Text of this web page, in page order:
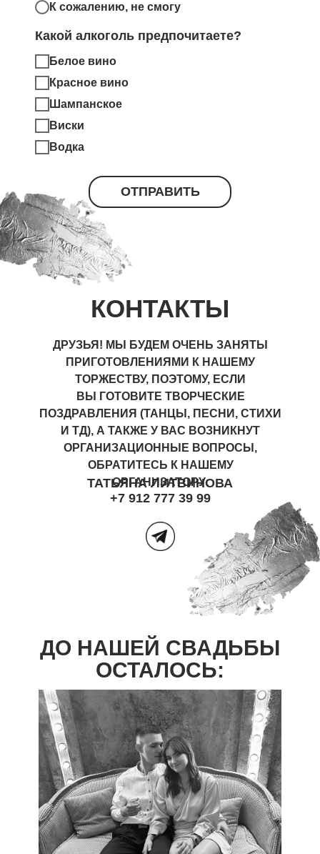
К сожалению, не смогу
Какой алкоголь предпочитаете?
Белое вино
Красное вино
Шампанское
Виски
Водка
ОТПРАВИТЬ
ДО НАШЕЙ СВАДЬБЫ
ОСТАЛОСЬ:
КОНТАКТЫ
ДРУЗЬЯ! МЫ БУДЕМ ОЧЕНЬ ЗАНЯТЫ
ПРИГОТОВЛЕНИЯМИ К НАШЕМУ
ТОРЖЕСТВУ, ПОЭТОМУ, ЕСЛИ
ВЫ ГОТОВИТЕ ТВОРЧЕСКИЕ
ПОЗДРАВЛЕНИЯ (ТАНЦЫ, ПЕСНИ, СТИХИ
И ТД), А ТАКЖЕ У ВАС ВОЗНИКНУТ
ОРГАНИЗАЦИОННЫЕ ВОПРОСЫ,
ОБРАТИТЕСЬ К НАШЕМУ
ОРГАНИЗАТОРУ:
ТАТЬЯНА ЛИТВИНОВА
+7 912 777 39 99